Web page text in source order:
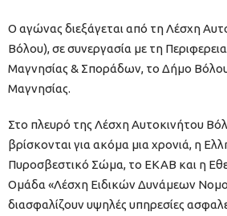
Ο αγώνας διεξάγεται από τη Λέσχη
Βόλου), σε συνεργασία με τη
Μαγνησίας & Σποράδων, το Δήμο Βόλου
Μαγνησίας.
Στο πλευρό της Λέσχη Αυτοκινήτου
βρίσκονται για ακόμα μια χρονιά, η
Πυροσβεστικό Σώμα, το ΕΚΑΒ και η
Ομάδα «Λέσχη Ειδικών Δυνάμεων
διασφαλίζουν υψηλές υπηρεσίες